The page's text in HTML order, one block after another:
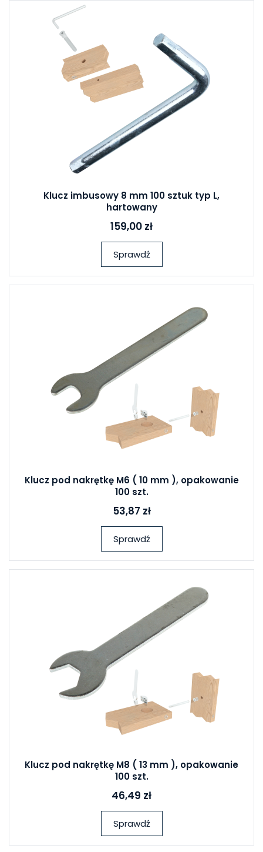
Klucz imbusowy 8 mm 100 sztuk typ L,
hartowany
159,00 zł
Sprawdź
Klucz pod nakrętkę M6 ( 10 mm ), opakowanie
100 szt.
53,87 zł
Sprawdź
Klucz pod nakrętkę M8 ( 13 mm ), opakowanie
100 szt.
46,49 zł
Sprawdź